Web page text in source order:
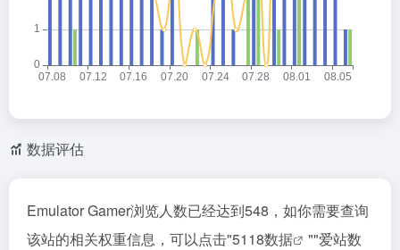
数据评估
Emulator Gamer浏览人数已经达到548，如你需要查询
该站的相关权重信息，可以点击"5118数据 ""爱站数